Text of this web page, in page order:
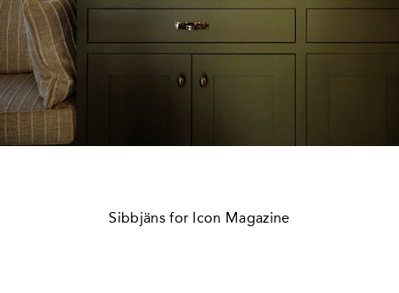
Sibbjäns for Icon Magazine